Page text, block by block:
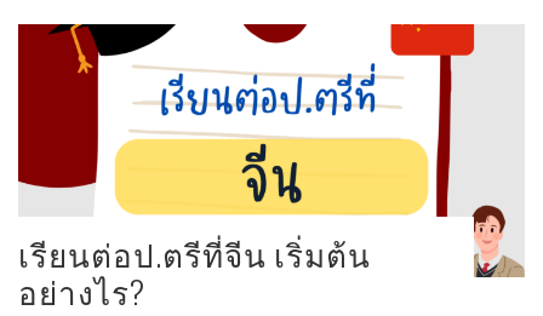
เรียนต่อป.ตรีที่จีน เริ่มต้น
อย่างไร?